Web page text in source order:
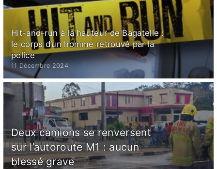
Hit-and-run à la hauteur de Bagatelle :
le corps d’un homme retrouvé par la
police
11 Décembre 2024
Deux camions se renversent
sur l’autoroute M1 : aucun
blessé grave